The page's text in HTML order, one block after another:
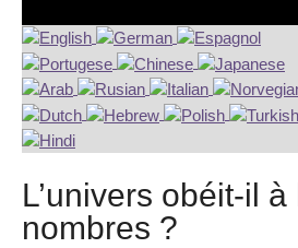
L’univers obéit-il
nombres ?